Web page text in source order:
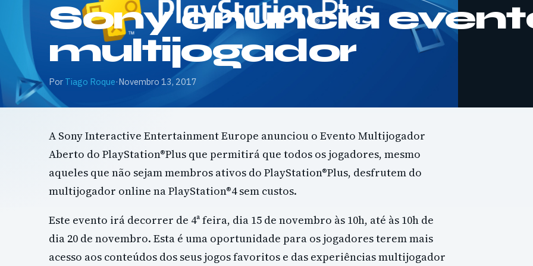
Sony anuncia
multijogador
Por Tiago Roque·Novembro 13, 2017
A Sony Interactive Entertainment Europe anunciou o Evento Multijogador
Aberto do PlayStation®Plus que permitirá que todos os jogadores, mesmo
aqueles que não sejam membros ativos do PlayStation®Plus, desfrutem do
multijogador online na PlayStation®4 sem custos.
Este evento irá decorrer de 4ª feira, dia 15 de novembro às 10h, até às 10h de
dia 20 de novembro. Esta é uma oportunidade para os jogadores terem mais
acesso aos conteúdos dos seus jogos favoritos e das experiências multijogador